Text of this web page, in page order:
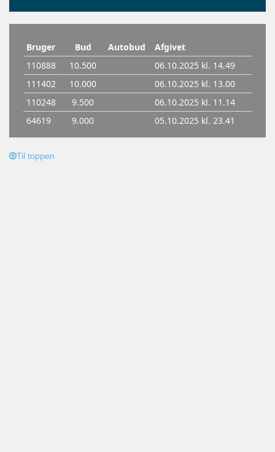
Til toppen